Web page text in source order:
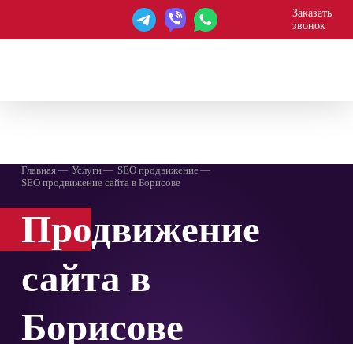
Заказать
звонок
Главная Услуги
SEO продвижение
SEO продвижение сайта в Борисове
Продвижение
сайта в
Борисове